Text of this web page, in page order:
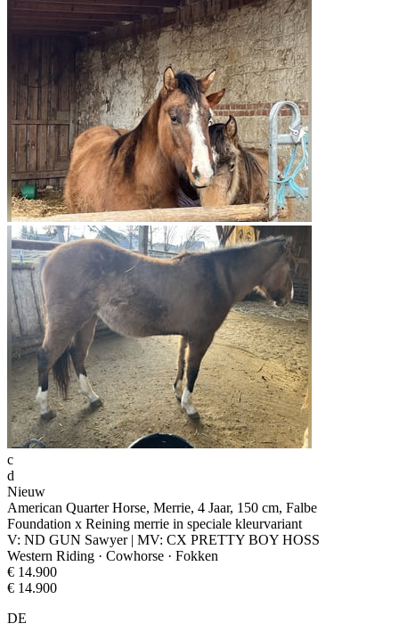
c
d
Nieuw
American Quarter Horse, Merrie, 4 Jaar, 150 cm, Falbe
Foundation x Reining merrie in speciale kleurvariant
V: ND GUN Sawyer | MV: CX PRETTY BOY HOSS
Western Riding · Cowhorse · Fokken
€ 14.900
€ 14.900
DE